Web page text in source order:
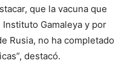
que la vacuna que
Gamaleya y por
Rusia, no ha completado
destacó.